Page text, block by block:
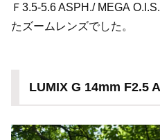
Ｆ3.5-5.6 ASPH./ MEGA
たズームレンズでした。
LUMIX G 14mm F2.5